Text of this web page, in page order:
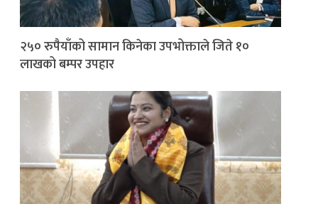
२५० रुपैयाँको सामान किनेका उपभोक्ताले जिते १०
लाखको बम्पर उपहार